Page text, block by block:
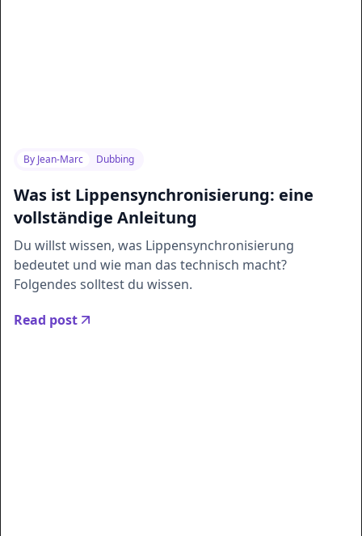
By Jean-Marc Dubbing
Was ist Lippensynchronisierung: eine
vollständige Anleitung
Du willst wissen, was Lippensynchronisierung
bedeutet und wie man das technisch macht?
Folgendes solltest du wissen.
Read post